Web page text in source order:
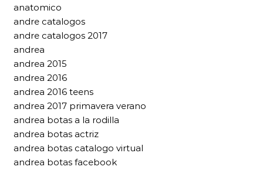
anatomico
andre catalogos
andre catalogos 2017
andrea
andrea 2015
andrea 2016
andrea 2016 teens
andrea 2017 primavera verano
andrea botas a la rodilla
andrea botas actriz
andrea botas catalogo virtual
andrea botas facebook